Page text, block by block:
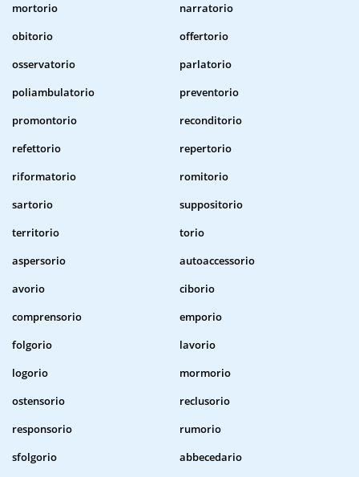
mortorio
narratorio
obitorio
offertorio
osservatorio
parlatorio
poliambulatorio
preventorio
promontorio
reconditorio
refettorio
repertorio
riformatorio
romitorio
sartorio
suppositorio
territorio
torio
aspersorio
autoaccessorio
avorio
ciborio
comprensorio
emporio
folgorio
lavorio
logorio
mormorio
ostensorio
reclusorio
responsorio
rumorio
sfolgorio
abbecedario